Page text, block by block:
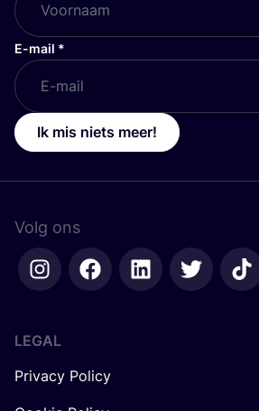
E-mail *
Ik mis niets meer!
Volg ons
LEGAL
Privacy Policy